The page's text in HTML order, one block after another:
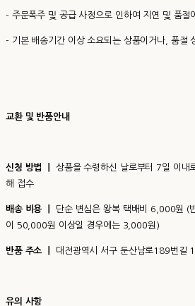
- 주문폭주 및 공급 사정으로 인하여 지연 및 품절
- 기본 배송기간 이상 소요되는 상품이거나, 품절
교환 및 반품안내
신청 방법 ㅣ 상품을 수령하신 날로부터 7일 이내
해 접수
배송 비용 ㅣ
단순 변심은 왕복 택배비 6,000원 (
이 50,000원 이상일 경우에는 3,000원)
반품 주소 ㅣ 대전광역시 서구 둔산남로189번길
유의 사항